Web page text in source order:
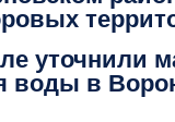
уточнили
воды в